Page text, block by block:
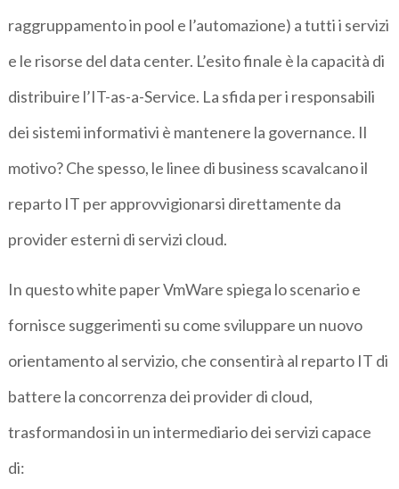
raggruppamento in pool e l’automazione) a tutti i servizi
e le risorse del data center. L’esito finale è la capacità di
distribuire l’IT-as-a-Service. La sfida per i responsabili
dei sistemi informativi è mantenere la governance. Il
motivo? Che spesso, le linee di business scavalcano il
reparto IT per approvvigionarsi direttamente da
provider esterni di servizi cloud.
In questo white paper VmWare spiega lo scenario e
fornisce suggerimenti su come sviluppare un nuovo
orientamento al servizio, che consentirà al reparto IT di
battere la concorrenza dei provider di cloud,
trasformandosi in un intermediario dei servizi capace
di: